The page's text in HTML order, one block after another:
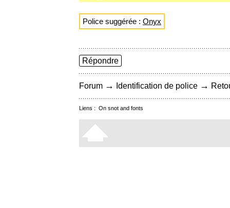
Police suggérée : Onyx
Répondre
Forum → Identification de police →
Liens : On snot and fonts